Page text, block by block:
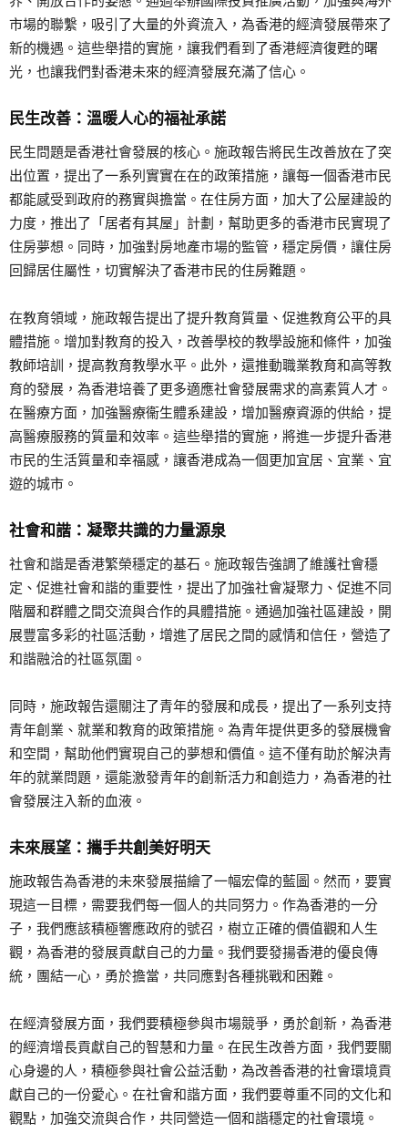
市場的聯繫，吸引了大量的外資流入，為香港的經濟發展帶來了
新的機遇。這些舉措的實施，讓我們看到了香港經濟復甦的曙
光，也讓我們對香港未來的經濟發展充滿了信心。
民生改善：溫暖人心的福祉承諾
民生問題是香港社會發展的核心。施政報告將民生改善放在了突
出位置，提出了一系列實實在在的政策措施，讓每一個香港市民
都能感受到政府的務實與擔當。在住房方面，加大了公屋建設的
力度，推出了「居者有其屋」計劃，幫助更多的香港市民實現了
住房夢想。同時，加強對房地產市場的監管，穩定房價，讓住房
回歸居住屬性，切實解決了香港市民的住房難題。
在教育領域，施政報告提出了提升教育質量、促進教育公平的具
體措施。增加對教育的投入，改善學校的教學設施和條件，加強
教師培訓，提高教育教學水平。此外，還推動職業教育和高等教
育的發展，為香港培養了更多適應社會發展需求的高素質人才。
在醫療方面，加強醫療衞生體系建設，增加醫療資源的供給，提
高醫療服務的質量和效率。這些舉措的實施，將進一步提升香港
市民的生活質量和幸福感，讓香港成為一個更加宜居、宜業、宜
遊的城市。
社會和諧：凝聚共識的力量源泉
社會和諧是香港繁榮穩定的基石。施政報告強調了維護社會穩
定、促進社會和諧的重要性，提出了加強社會凝聚力、促進不同
階層和群體之間交流與合作的具體措施。通過加強社區建設，開
展豐富多彩的社區活動，增進了居民之間的感情和信任，營造了
和諧融洽的社區氛圍。
同時，施政報告還關注了青年的發展和成長，提出了一系列支持
青年創業、就業和教育的政策措施。為青年提供更多的發展機會
和空間，幫助他們實現自己的夢想和價值。這不僅有助於解決青
年的就業問題，還能激發青年的創新活力和創造力，為香港的社
會發展注入新的血液。
未來展望：攜手共創美好明天
施政報告為香港的未來發展描繪了一幅宏偉的藍圖。然而，要實
現這一目標，需要我們每一個人的共同努力。作為香港的一分
子，我們應該積極響應政府的號召，樹立正確的價值觀和人生
觀，為香港的發展貢獻自己的力量。我們要發揚香港的優良傳
統，團結一心，勇於擔當，共同應對各種挑戰和困難。
在經濟發展方面，我們要積極參與市場競爭，勇於創新，為香港
的經濟增長貢獻自己的智慧和力量。在民生改善方面，我們要關
心身邊的人，積極參與社會公益活動，為改善香港的社會環境貢
獻自己的一份愛心。在社會和諧方面，我們要尊重不同的文化和
觀點，加強交流與合作，共同營造一個和諧穩定的社會環境。